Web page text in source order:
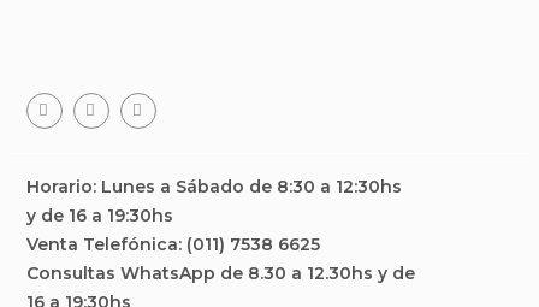
Horario: Lunes a Sábado de 8:30 a 12:30hs
y de 16 a 19:30hs
Venta Telefónica: (011) 7538 6625
Consultas WhatsApp de 8.30 a 12.30hs y de
16 a 19:30hs